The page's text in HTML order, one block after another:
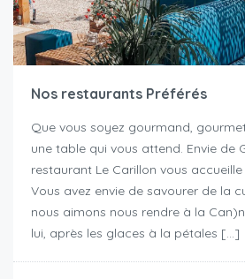
Nos restaurants Préférés
Que vous soyez gourmand,
une table qui vous attend. Envie de
restaurant Le Carillon vous
Vous avez envie de savourer de la
nous aimons nous rendre à la
lui, après les glaces à la pétales […]